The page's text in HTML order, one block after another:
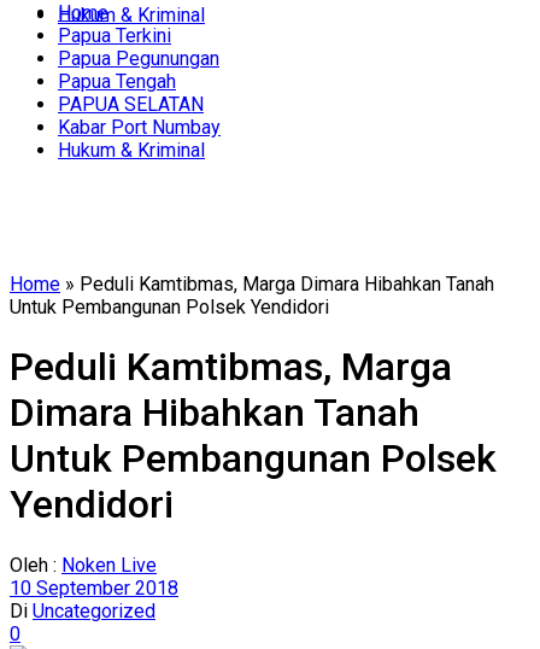
Hukum & Kriminal
Home
Papua Terkini
Papua Pegunungan
Papua Tengah
PAPUA SELATAN
Kabar Port Numbay
Hukum & Kriminal
Home » Peduli Kamtibmas, Marga Dimara Hibahkan Tanah
Untuk Pembangunan Polsek Yendidori
Peduli Kamtibmas, Marga
Dimara Hibahkan Tanah
Untuk Pembangunan Polsek
Yendidori
Oleh : Noken Live
10 September 2018
Di Uncategorized
0